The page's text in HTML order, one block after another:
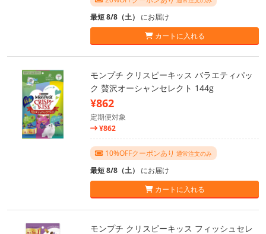
最短 8/8（土） にお届け
カートに入れる
モンプチ クリスピーキッス バラエティパッ
ク 贅沢オーシャンセレクト 144g
¥862
定期便対象
¥862
10%OFFクーポンあり 通常注文のみ
最短 8/8（土） にお届け
カートに入れる
モンプチ クリスピーキッス フィッシュセレ